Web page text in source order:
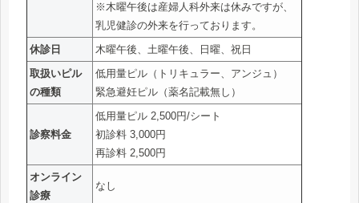
※木曜午後は産婦人科外来は休みですが、
乳児健診の外来を行っております。
休診日
木曜午後、土曜午後、日曜、祝日
取扱いピル
の種類
低用量ピル（トリキュラー、アンジュ）
緊急避妊ピル（薬名記載無し）
診察料金
低用量ピル 2,500円/シート
初診料 3,000円
再診料 2,500円
オンライン
診療
なし